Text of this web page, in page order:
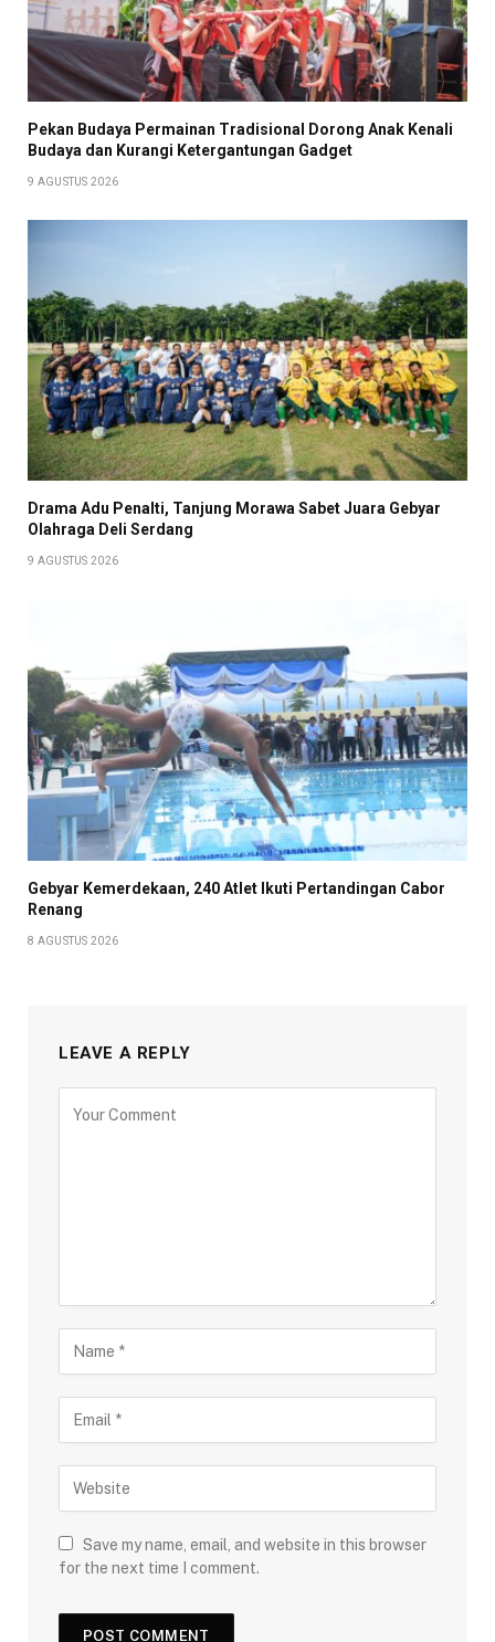
Pekan Budaya Permainan Tradisional Dorong Anak Kenali
Budaya dan Kurangi Ketergantungan Gadget
9 AGUSTUS 2026
Drama Adu Penalti, Tanjung Morawa Sabet Juara Gebyar
Olahraga Deli Serdang
9 AGUSTUS 2026
Gebyar Kemerdekaan, 240 Atlet Ikuti Pertandingan Cabor
Renang
8 AGUSTUS 2026
LEAVE A REPLY
Save my name, email, and website in this browser
for the next time I comment.